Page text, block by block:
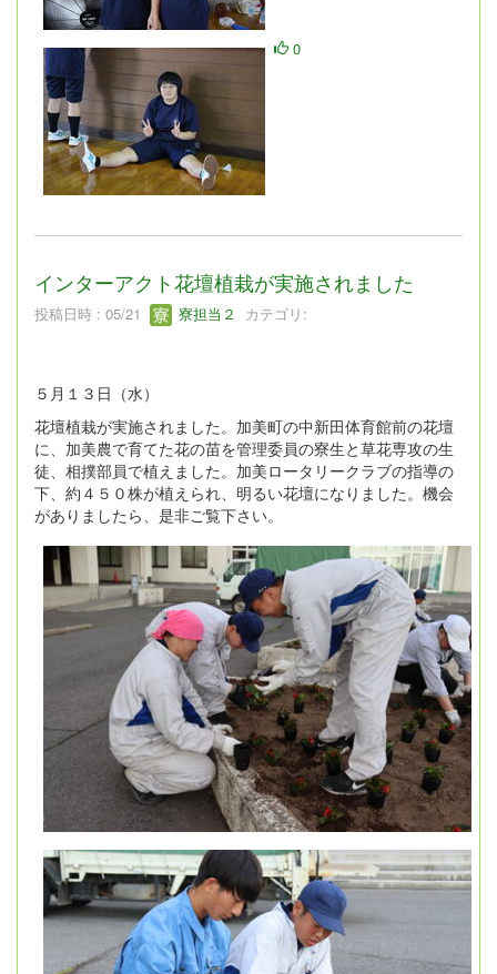
0
インターアクト花壇植栽が実施されました
投稿日時 : 05/21 寮担当２ カテゴリ:
５月１３日（水）
花壇植栽が実施されました。加美町の中新田体育館前の花壇
に、加美農で育てた花の苗を管理委員の寮生と草花専攻の生
徒、相撲部員で植えました。加美ロータリークラブの指導の
下、約４５０株が植えられ、明るい花壇になりました。機会
がありましたら、是非ご覧下さい。